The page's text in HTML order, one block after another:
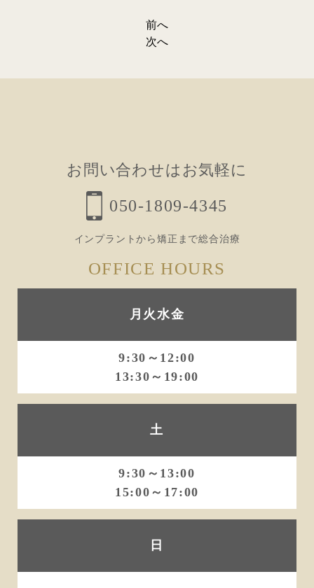
ナ
前へ
次へ
お問い合わせはお気軽に
050-1809-4345
インプラントから矯正まで総合治療
OFFICE HOURS
月火水金
9:30～12:00
13:30～19:00
土
9:30～13:00
15:00～17:00
日